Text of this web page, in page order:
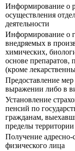
Информирование о
осуществления
деятельности
Информирование о
внедряемых в
химических,
основе препаратов,
(кроме
Предоставление
выражении либо в
Установление
пенсий по
гражданам,
пределы
Получение
физического лица